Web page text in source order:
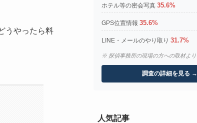
うやったら料
ホテル等の密会写真 35.6%
GPS位置情報 35.6%
LINE・メールのやり取り 31.7%
※ 探偵事務所の現場の方への取材より
調査の詳細を見る →
人気記事